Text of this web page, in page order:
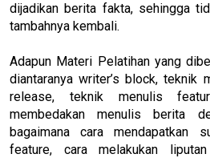
dijadikan berita fakta, sehingga
tambahnya kembali.
Adapun Materi Pelatihan yang
diantaranya writer’s block, teknik
release, teknik menulis
membedakan menulis berita
bagaimana cara mendapatkan
feature, cara melakukan